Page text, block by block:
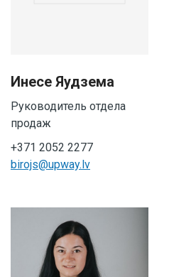
Инесе Яудзема
Руководитель отдела
продаж
+371 2052 2277
birojs@upway.lv